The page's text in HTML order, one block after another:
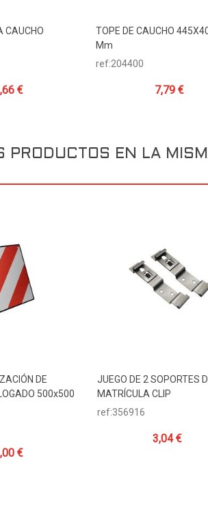
CAUCHO
€
Añadir Al Carrito
TOPE DE CAUCHO
Mm
ref:204400
7,79 €
PRODUCTOS EN LA
DE
500x500
€
Añadir Al Carrito
JUEGO DE 2 SOPORTES
MATRÍCULA CLIP
ref:356916
3,04 €